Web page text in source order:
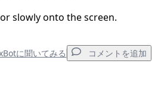
キャンセル コメントを投稿
slowly onto the screen.
に聞いてみる コメントを追加